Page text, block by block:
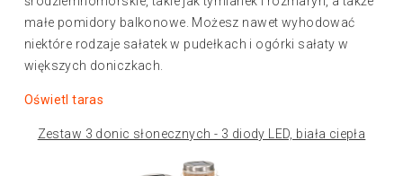
małe pomidory balkonowe. Możesz nawet wyhodować
niektóre rodzaje sałatek w pudełkach i ogórki sałaty w
większych doniczkach.
Oświetl taras
Zestaw 3 donic słonecznych - 3 diody LED, biała ciepła